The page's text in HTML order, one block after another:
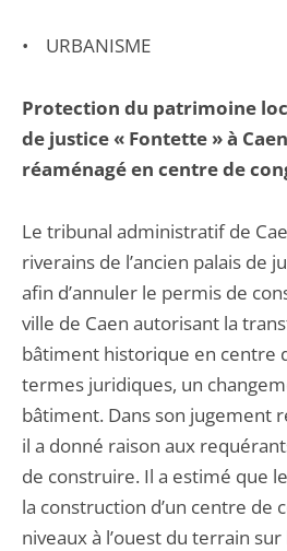
• URBANISME
Protection du patrimoine
de justice « Fontette » à
réaménagé en centre de
Le tribunal administratif de
riverains de l’ancien palais de
afin d’annuler le permis de
ville de Caen autorisant la
bâtiment historique en centre
termes juridiques, un
bâtiment. Dans son jugement
il a donné raison aux
de construire. Il a estimé que
la construction d’un centre de
niveaux à l’ouest du terrain